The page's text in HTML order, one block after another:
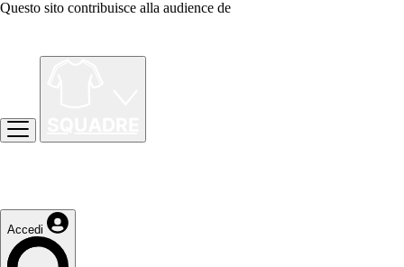
Questo sito contribuisce alla audience de
Accedi